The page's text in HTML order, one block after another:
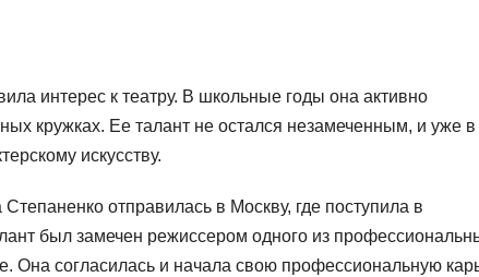
интерес к театру. В школьные годы она активно
кружках. Ее талант не остался незамеченным, и уже в
искусству.
отправилась в Москву, где поступила в
был замечен режиссером одного из
Она согласилась и начала свою профессиональную